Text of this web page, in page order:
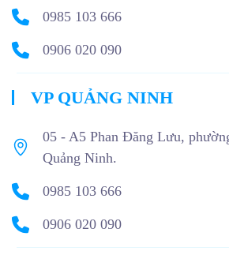
0985 103 666
0906 020 090
VP QUẢNG NINH
05 - A5 Phan Đăng Lưu,
Quảng Ninh.
0985 103 666
0906 020 090